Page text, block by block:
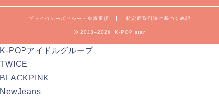
プライバシーポリシー・免責事項 特定商取引法に基づく表記
2023–2026 K-POP star
K-POPアイドルグループ
TWICE
BLACKPINK
NewJeans